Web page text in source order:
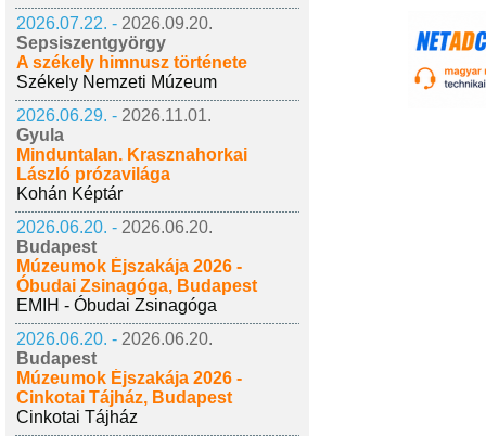
2026.07.22. - 2026.09.20.
Sepsiszentgyörgy
A székely himnusz története
Székely Nemzeti Múzeum
2026.06.29. - 2026.11.01.
Gyula
Minduntalan. Krasznahorkai
László prózavilága
Kohán Képtár
2026.06.20. - 2026.06.20.
Budapest
Múzeumok Éjszakája 2026 -
Óbudai Zsinagóga, Budapest
EMIH - Óbudai Zsinagóga
2026.06.20. - 2026.06.20.
Budapest
Múzeumok Éjszakája 2026 -
Cinkotai Tájház, Budapest
Cinkotai Tájház